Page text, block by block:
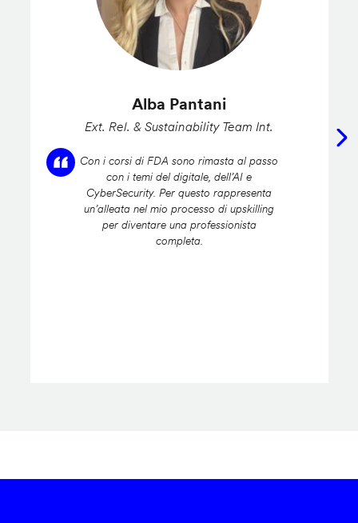
Alba Pantani
Ext. Rel. & Sustainability Team Int.
Con i corsi di FDA sono rimasta al passo
con i temi del digitale, dell’AI e
CyberSecurity. Per questo rappresenta
un’alleata nel mio processo di upskilling
per diventare una professionista
completa.